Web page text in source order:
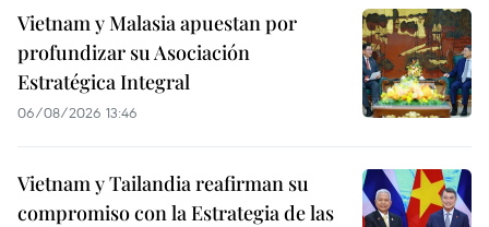
Vietnam y Malasia apuestan por
profundizar su Asociación
Estratégica Integral
06/08/2026 13:46
Vietnam y Tailandia reafirman su
compromiso con la Estrategia de las